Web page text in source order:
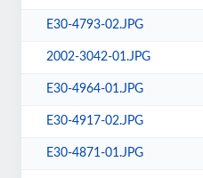
E30-4793-02.JPG
2002-3042-01.JPG
E30-4964-01.JPG
E30-4917-02.JPG
E30-4871-01.JPG